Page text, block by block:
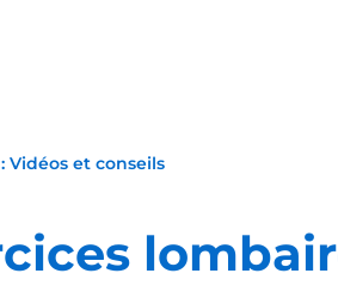
Vidéos et conseils